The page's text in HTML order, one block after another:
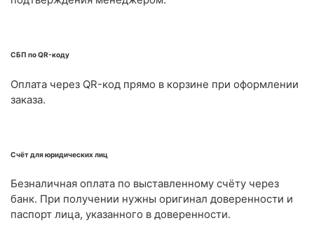
СБП по QR-коду
Оплата через QR-код прямо в корзине при оформлении
заказа.
Счёт для юридических лиц
Безналичная оплата по выставленному счёту через
банк. При получении нужны оригинал доверенности и
паспорт лица, указанного в доверенности.